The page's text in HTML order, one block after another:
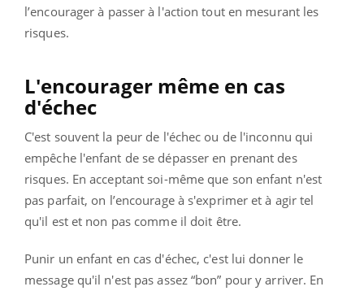
l’encourager à passer à l'action tout en mesurant les
risques.
L'encourager même en cas
d'échec
C'est souvent la peur de l'échec ou de l'inconnu qui
empêche l'enfant de se dépasser en prenant des
risques. En acceptant soi-même que son enfant n'est
pas parfait, on l’encourage à s'exprimer et à agir tel
qu'il est et non pas comme il doit être.
Punir un enfant en cas d'échec, c'est lui donner le
message qu'il n'est pas assez “bon” pour y arriver. En